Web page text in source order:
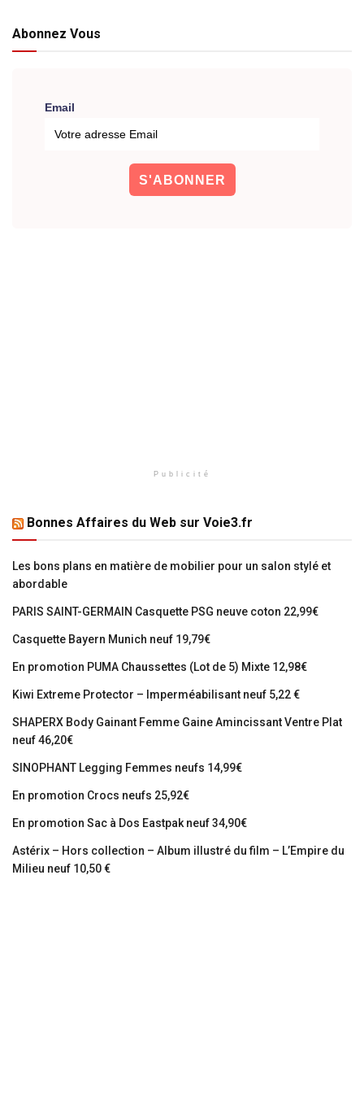
Abonnez Vous
Email
Publicité
Bonnes Affaires du Web sur Voie3.fr
Les bons plans en matière de mobilier pour un salon stylé et
abordable
PARIS SAINT-GERMAIN Casquette PSG neuve coton 22,99€
Casquette Bayern Munich neuf 19,79€
En promotion PUMA Chaussettes (Lot de 5) Mixte 12,98€
Kiwi Extreme Protector – Imperméabilisant neuf 5,22 €
SHAPERX Body Gainant Femme Gaine Amincissant Ventre Plat
neuf 46,20€
SINOPHANT Legging Femmes neufs 14,99€
En promotion Crocs neufs 25,92€
En promotion Sac à Dos Eastpak neuf 34,90€
Astérix – Hors collection – Album illustré du film – L’Empire du
Milieu neuf 10,50 €